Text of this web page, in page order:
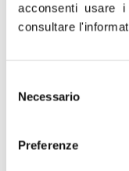
acconsenti usare
consultare
delNecessario
Preferenze
È quanto
stampa di